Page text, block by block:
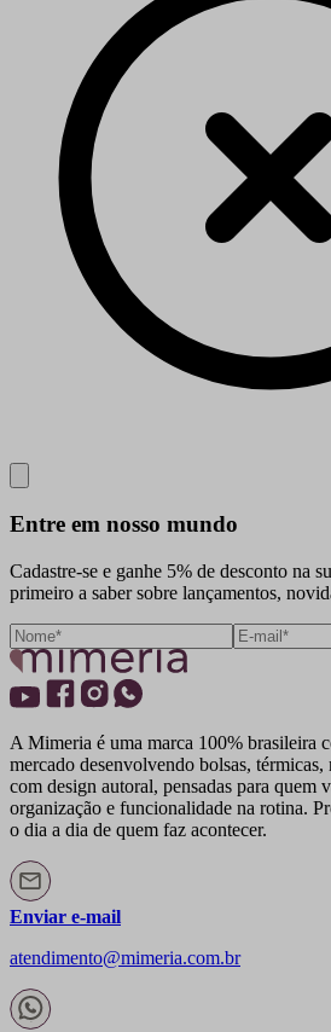
Entre em nosso mundo
Cadastre-se e ganhe 5% de desconto na
primeiro a saber sobre lançamentos,
A Mimeria é uma marca 100% brasileira
mercado desenvolvendo bolsas, térmicas,
com design autoral, pensadas para quem
organização e funcionalidade na rotina.
o dia a dia de quem faz acontecer.
Enviar e-mail
atendimento@mimeria.com.br